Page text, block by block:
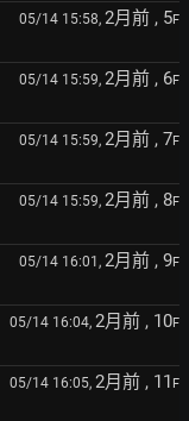
05/14 15:58, 2月前 , 5F
05/14 15:59, 2月前 , 6F
05/14 15:59, 2月前 , 7F
05/14 15:59, 2月前 , 8F
05/14 16:01, 2月前 , 9F
05/14 16:04, 2月前 , 10F
05/14 16:05, 2月前 , 11 F